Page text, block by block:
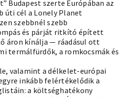
Budapest szerte Európában az
úti cél a Lonely Planet
szebbnél szebb
és párját ritkító épített
áron kínálja — ráadásul ott
termálfürdők, a romkocsmák és
valamint a délkelet-európai
inkább felértékelődik a
a költséghatékony